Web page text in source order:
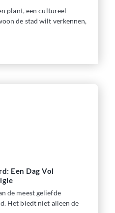
plant, een cultureel
de stad wilt verkennen,
Een Dag Vol
de meest geliefde
Het biedt niet alleen de